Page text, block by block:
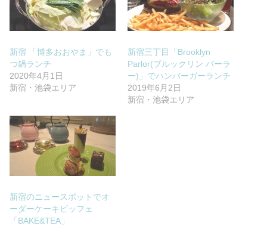
新宿 「博多おおやま」でも
つ鍋ランチ
2020年4月1日
新宿・池袋エリア
新宿三丁目「Brooklyn
Parlor(ブルックリン パーラ
ー)」でハンバーガーランチ
2019年6月2日
新宿・池袋エリア
新宿のニュースポットでオ
ーダーケーキビッフェ
「BAKE&TEA」